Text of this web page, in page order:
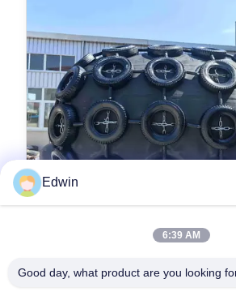
Introduction of Marine Rubber Airbag 1.
Edwin
6:39 AM
Good day, what product are you looking